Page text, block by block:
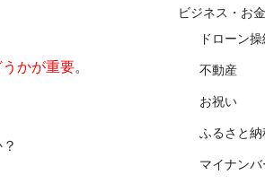
かが重要。
ビジネス・お金
ドローン
不動産
お祝い
ふるさと納
マイナンバ